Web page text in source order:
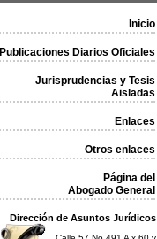
Inicio
Publicaciones Diarios Oficiales
Jurisprudencias y Tesis
Aisladas
Enlaces
Otros enlaces
Página del
Abogado General
Dirección de Asuntos Jurídicos